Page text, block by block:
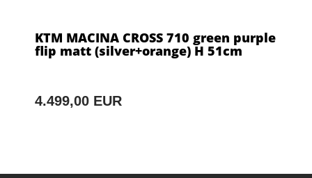
KTM MACINA CROSS 710 green purple
flip matt (silver+orange) H 51cm
4.499,00 EUR